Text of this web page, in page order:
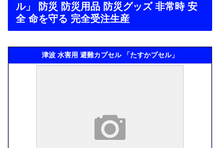
ル」 防災 防災用品 防災グッズ 非常時 安
全 命を守る 完全受注生産
津波 水害用 避難カプセル 「たすかプセル」